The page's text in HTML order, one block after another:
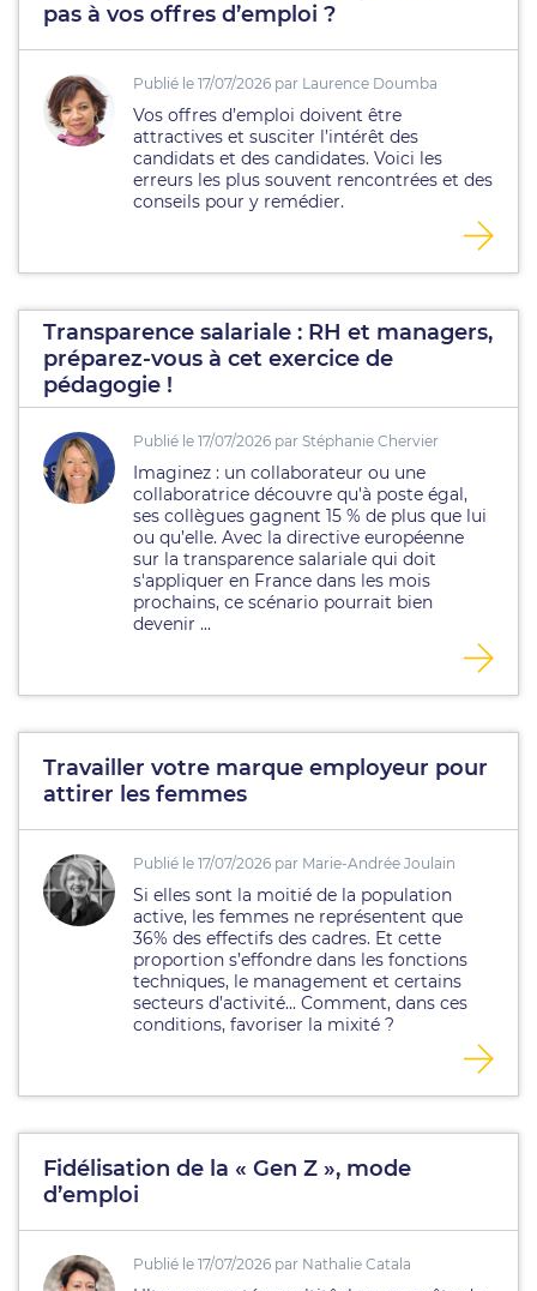
pas à vos offres d’emploi ?
Publié le 17/07/2026 par Laurence Doumba
Vos offres d’emploi doivent être
attractives et susciter l’intérêt des
candidats et des candidates. Voici les
erreurs les plus souvent rencontrées et des
conseils pour y remédier.
Transparence salariale : RH et managers,
préparez-vous à cet exercice de
pédagogie !
Publié le 17/07/2026 par Stéphanie Chervier
Imaginez : un collaborateur ou une
collaboratrice découvre qu'à poste égal,
ses collègues gagnent 15 % de plus que lui
ou qu’elle. Avec la directive européenne
sur la transparence salariale qui doit
s'appliquer en France dans les mois
prochains, ce scénario pourrait bien
devenir ...
Travailler votre marque employeur pour
attirer les femmes
Publié le 17/07/2026 par Marie-Andrée Joulain
Si elles sont la moitié de la population
active, les femmes ne représentent que
36% des effectifs des cadres. Et cette
proportion s’effondre dans les fonctions
techniques, le management et certains
secteurs d’activité... Comment, dans ces
conditions, favoriser la mixité ?
Fidélisation de la « Gen Z », mode
d’emploi
Publié le 17/07/2026 par Nathalie Catala